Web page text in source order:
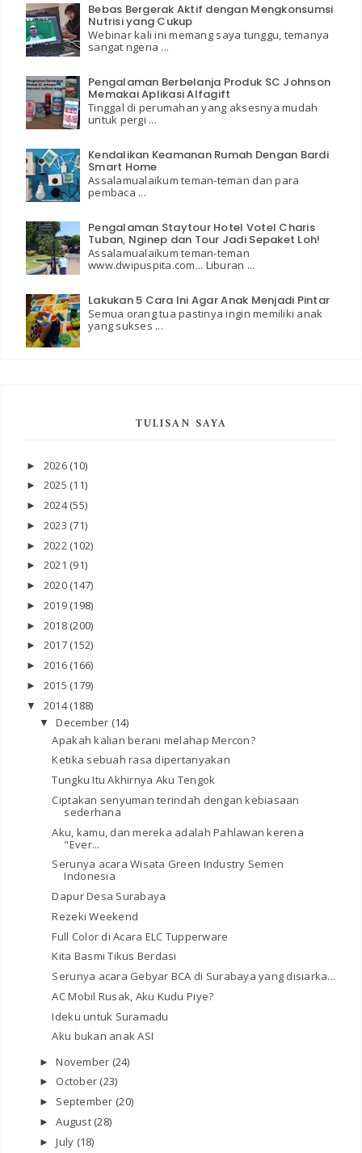
Bebas Bergerak Aktif dengan Mengkonsumsi
Nutrisi yang Cukup
Webinar kali ini memang saya tunggu, temanya
sangat ngena ...
Pengalaman Berbelanja Produk SC Johnson
Memakai Aplikasi Alfagift
Tinggal di perumahan yang aksesnya mudah
untuk pergi ...
Kendalikan Keamanan Rumah Dengan Bardi
Smart Home
Assalamualaikum teman-teman dan para
pembaca ...
Pengalaman Staytour Hotel Votel Charis
Tuban, Nginep dan Tour Jadi Sepaket Loh!
Assalamualaikum teman-teman
www.dwipuspita.com... Liburan ...
Lakukan 5 Cara Ini Agar Anak Menjadi Pintar
Semua orang tua pastinya ingin memiliki anak
yang sukses ...
TULISAN SAYA
► 2026 (10)
► 2025 (11)
► 2024(55)
► 2023 (71)
► 2022 (102)
► 2021 (91)
► 2020 (147)
► 2019 (198)
► 2018 (200)
► 2017 (152)
► 2016 (166)
► 2015 (179)
▼ 2014(188)
▼December (14)
Apakah kalian berani melahap Mercon?
Ketika sebuah rasa dipertanyakan
Tungku Itu Akhirnya Aku Tengok
Ciptakan senyuman terindah dengan kebiasaan
sederhana
Aku, kamu, dan mereka adalah Pahlawan kerena
"Ever...
Serunya acara Wisata Green Industry Semen
Indonesia
Dapur Desa Surabaya
Rezeki Weekend
Full Color di Acara ELC Tupperware
Kita Basmi Tikus Berdasi
Serunya acara Gebyar BCA di Surabaya yang disiarka...
AC Mobil Rusak, Aku Kudu Piye?
Ideku untuk Suramadu
Aku bukan anak ASI
►November (24)
► October (23)
► September (20)
►August (28)
►July (18)